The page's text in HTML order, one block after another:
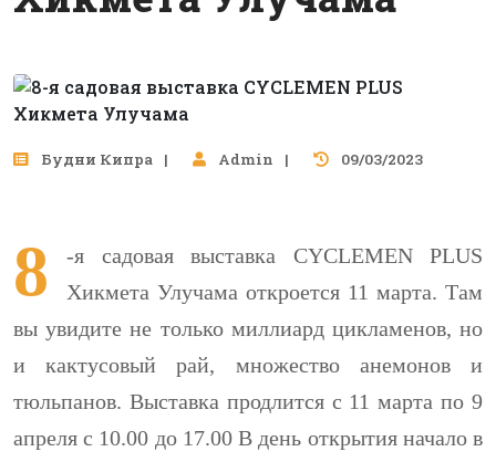
Будни Кипра Admin 09/03/2023
8
-я садовая выставка CYCLEMEN PLUS
Хикмета Улучама откроется 11 марта. Там
вы увидите не только миллиард цикламенов, но
и кактусовый рай, множество анемонов и
тюльпанов. Выставка продлится с 11 марта по 9
апреля с 10.00 до 17.00 В день открытия начало в